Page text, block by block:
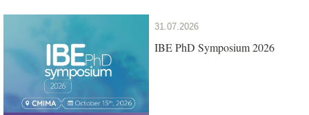
31.07.2026
IBE PhD Symposium 2026